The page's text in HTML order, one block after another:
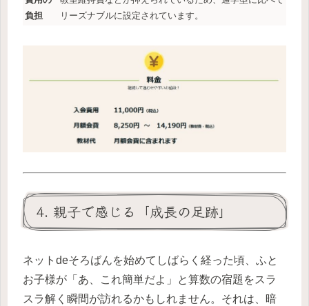
負担
リーズナブルに設定されています。
4. 親子で感じる「成長の足跡」
ネットdeそろばんを始めてしばらく経った頃、ふと
お子様が「あ、これ簡単だよ」と算数の宿題をスラ
スラ解く瞬間が訪れるかもしれません。それは、暗